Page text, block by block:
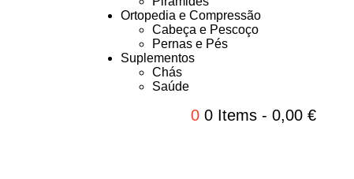
Ortopedia e Compressão
Cabeça e Pescoço
Pernas e Pés
Suplementos
Chás
Saúde
0 0 Items- 0,00 €